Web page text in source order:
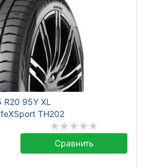
95Y XL
TH202
Сравнить